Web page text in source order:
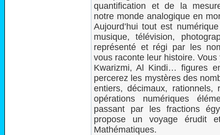
quantification et de la
notre monde analogique en
Aujourd’hui tout est
musique, télévision,
représenté et régi par les
vous raconte leur histoire.
Kwarizmi, Al Kindi… figures
percerez les mystères des
entiers, décimaux,
opérations numériques
passant par les fractions
propose un voyage érudit
Mathématiques.